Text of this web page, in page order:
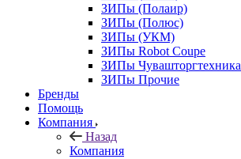
ЗИПы (Полаир)
ЗИПы (Полюс)
ЗИПы (УКМ)
ЗИПы Robot Coupe
ЗИПы Чувашторгтехника
ЗИПы Прочие
Бренды
Помощь
Компания
Назад
Компания